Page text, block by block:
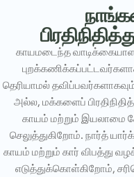
காயமடைந்த
தெரியாமல்
அல்ல, மக்களைப்
காயம் மற்றும் இயலாமை
செலுத்துகிறோம். நார்த்
காயம் மற்றும் கார் விபத்து
எடுத்துக்கொள்கிறோம்,